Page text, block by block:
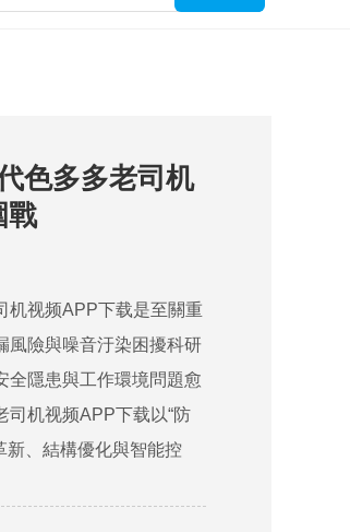
色多多老司机
戰
机视频APP下载是至關重
風險與噪音汙染困擾科研
全隱患與工作環境問題愈
司机视频APP下载以“防
新、結構優化與智能控